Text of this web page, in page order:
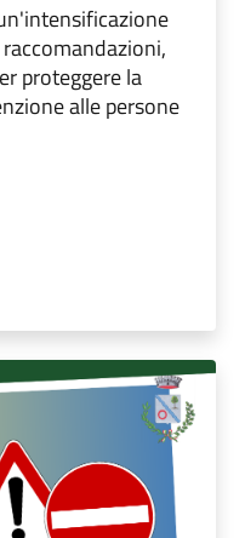
proteggere la
alle persone